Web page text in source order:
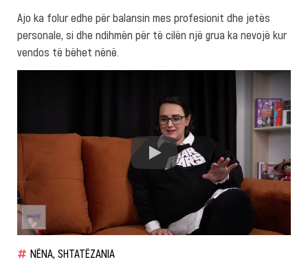
Ajo ka folur edhe për balansin mes profesionit dhe jetës
personale, si dhe ndihmën për të cilën një grua ka nevojë kur
vendos të bëhet nënë.
NËNA, SHTATËZANIA